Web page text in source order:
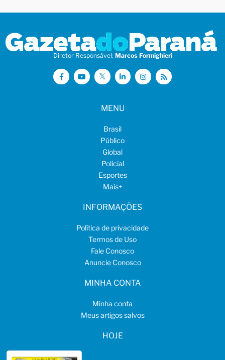
Diretor Responsável: Marcos Formighieri
MENU
Brasil
Público
Global
Policial
Esportes
Mais+
INFORMAÇÕES
Política de privacidade
Termos de Uso
Fale Conosco
Anuncie Conosco
MINHA CONTA
Minha conta
Meus artigos salvos
HOJE